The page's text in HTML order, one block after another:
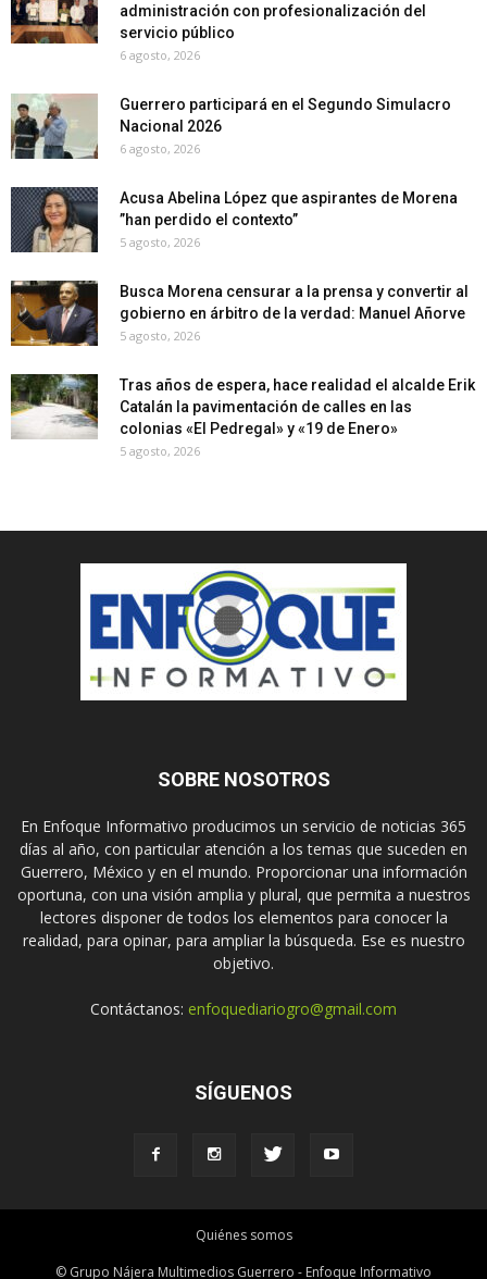
administración con profesionalización del
servicio público
6 agosto, 2026
Guerrero participará en el Segundo Simulacro
Nacional 2026
6 agosto, 2026
Acusa Abelina López que aspirantes de Morena
”han perdido el contexto”
5 agosto, 2026
Busca Morena censurar a la prensa y convertir al
gobierno en árbitro de la verdad: Manuel Añorve
5 agosto, 2026
Tras años de espera, hace realidad el alcalde Erik
Catalán la pavimentación de calles en las
colonias «El Pedregal» y «19 de Enero»
5 agosto, 2026
SOBRE NOSOTROS
En Enfoque Informativo producimos un servicio de noticias 365
días al año, con particular atención a los temas que suceden en
Guerrero, México y en el mundo. Proporcionar una información
oportuna, con una visión amplia y plural, que permita a nuestros
lectores disponer de todos los elementos para conocer la
realidad, para opinar, para ampliar la búsqueda. Ese es nuestro
objetivo.
Contáctanos: enfoquediariogro@gmail.com
SÍGUENOS
Quiénes somos
© Grupo Nájera Multimedios Guerrero - Enfoque Informativo